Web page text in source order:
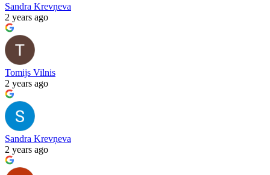
Sandra Krevņeva
2 years ago
Tomijs Vilnis
2 years ago
Sandra Krevņeva
2 years ago